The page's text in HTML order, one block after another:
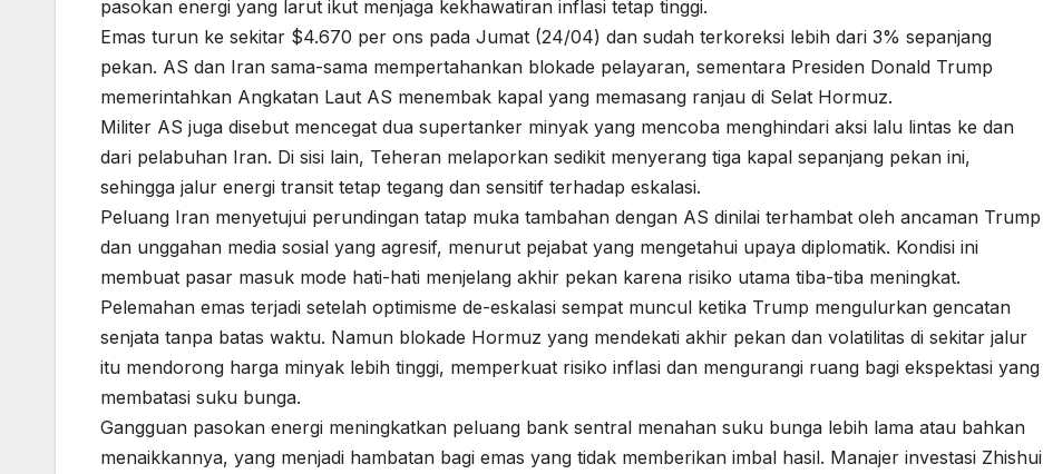
pasokan energi yang larut ikut menjaga kekhawatiran inflasi tetap tinggi.
Emas turun ke sekitar $4.670 per ons pada Jumat (24/04) dan sudah terkoreksi lebih dari 3% sepanjang
pekan. AS dan Iran sama-sama mempertahankan blokade pelayaran, sementara Presiden Donald Trump
memerintahkan Angkatan Laut AS menembak kapal yang memasang ranjau di Selat Hormuz.
Militer AS juga disebut mencegat dua supertanker minyak yang mencoba menghindari aksi lalu lintas ke dan
dari pelabuhan Iran. Di sisi lain, Teheran melaporkan sedikit menyerang tiga kapal sepanjang pekan ini,
sehingga jalur energi transit tetap tegang dan sensitif terhadap eskalasi.
Peluang Iran menyetujui perundingan tatap muka tambahan dengan AS dinilai terhambat oleh ancaman Trump
dan unggahan media sosial yang agresif, menurut pejabat yang mengetahui upaya diplomatik. Kondisi ini
membuat pasar masuk mode hati-hati menjelang akhir pekan karena risiko utama tiba-tiba meningkat.
Pelemahan emas terjadi setelah optimisme de-eskalasi sempat muncul ketika Trump mengulurkan gencatan
senjata tanpa batas waktu. Namun blokade Hormuz yang mendekati akhir pekan dan volatilitas di sekitar jalur
itu mendorong harga minyak lebih tinggi, memperkuat risiko inflasi dan mengurangi ruang bagi ekspektasi yang
membatasi suku bunga.
Gangguan pasokan energi meningkatkan peluang bank sentral menahan suku bunga lebih lama atau bahkan
menaikkannya, yang menjadi hambatan bagi emas yang tidak memberikan imbal hasil. Manajer investasi Zhishui